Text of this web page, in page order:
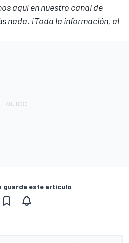
aquí en nuestro canal de
nada. ¡Toda la información, al
guarda este artículo